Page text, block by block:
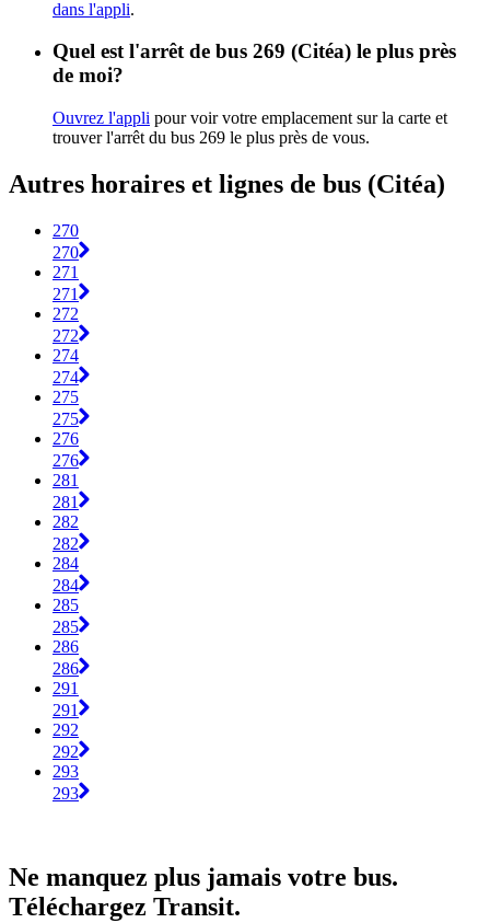
dans l'appli.
Quel est l'arrêt de bus 269 (Citéa) le plus près
de moi?
Ouvrez l'appli pour voir votre emplacement sur la carte et
trouver l'arrêt du bus 269 le plus près de vous.
Autres horaires et lignes de bus (Citéa)
270
270
271
271
272
272
274
274
275
275
276
276
281
281
282
282
284
284
285
285
286
286
291
291
292
292
293
293
Ne manquez plus jamais votre bus.
Téléchargez Transit.